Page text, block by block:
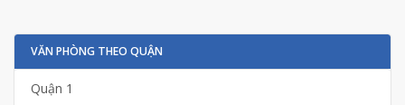
VĂN PHÒNG THEO QUẬN
Quận 1